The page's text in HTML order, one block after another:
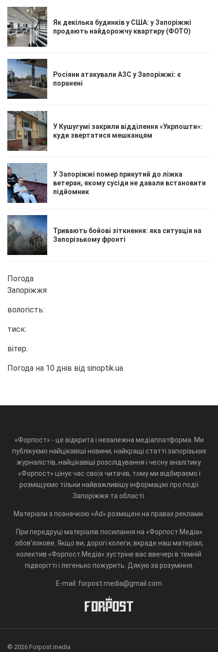
Як декілька будинків у США: у Запоріжжі
продають найдорожчу квартиру (ФОТО)
Росіяни атакували АЗС у Запоріжжі: є
поранені
У Кушугумі закрили відділення «Укрпошти»:
куди звертатися мешканцям
У Запоріжжі помер прикутий до ліжка
ветеран, якому сусіди не давали встановити
підйомник
Тривають бойові зіткнення: яка ситуація на
Запорізькому фронті
Погода
Запоріжжя
вологість:
тиск:
вітер:
Погода на 10 днів від sinoptik.ua
«Форпост» - це відкрита і незалежна медіаплатформа. Ми
публікуємо найцікавіші новини, найкращі статті запорізьких
журналістів, найцікавіші розслідування і чесну аналітику.
«Форпост» цінує час своїх читачів, тому ми відбираємо і
розміщуємо тільки найважливішу інформацію про події
Запоріжжя та області.
Матеріали з позначкою «Ad» розміщені на правах реклами.
При передруці матеріалів посилання на «Форпост.Медіа»
обов'язкове. Якщо ви, дорогі колеги, вкраде наш матеріал,
колектив «Форпост.Медіа» зустріне вас ввечері в темній
підворітті і легенько пожурить. Дякую за розуміння.
E-mail: forpost.media@gmail.com
© 2026 Forpost.media